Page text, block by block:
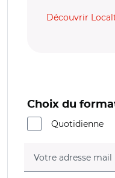
Découvrir
Choix du
Quotidienne
Votre adresse mail